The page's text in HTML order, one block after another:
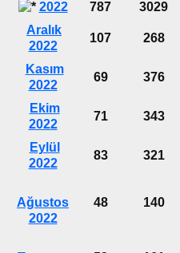
2022 787 3029
Aralık
2022
107 268
Kasım
2022
69 376
Ekim
2022
71 343
Eylül
2022
83 321
Ağustos
2022
48 140